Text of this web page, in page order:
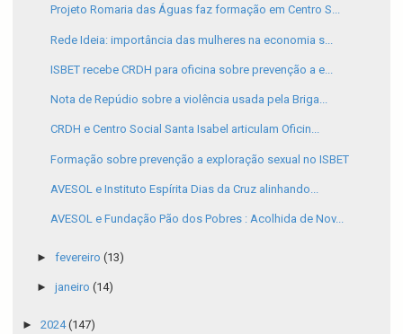
Projeto Romaria das Águas faz formação em Centro S...
Rede Ideia: importância das mulheres na economia s...
ISBET recebe CRDH para oficina sobre prevenção a e...
Nota de Repúdio sobre a violência usada pela Briga...
CRDH e Centro Social Santa Isabel articulam Oficin...
Formação sobre prevenção a exploração sexual no ISBET
AVESOL e Instituto Espírita Dias da Cruz alinhando...
AVESOL e Fundação Pão dos Pobres : Acolhida de Nov...
► fevereiro (13)
► janeiro (14)
► 2024(147)